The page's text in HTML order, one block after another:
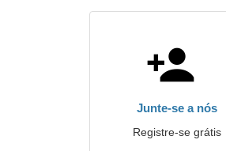
Junte-se a nós
Registre-se grátis